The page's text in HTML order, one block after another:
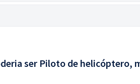
ser Piloto de helicóptero,